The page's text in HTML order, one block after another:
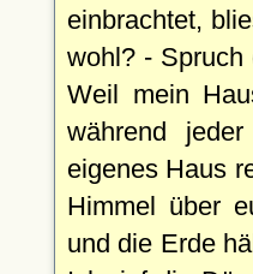
einbrachtet,
wohl? - Spruch
Weil mein
während
eigenes Haus
Himmel über
und die Erde